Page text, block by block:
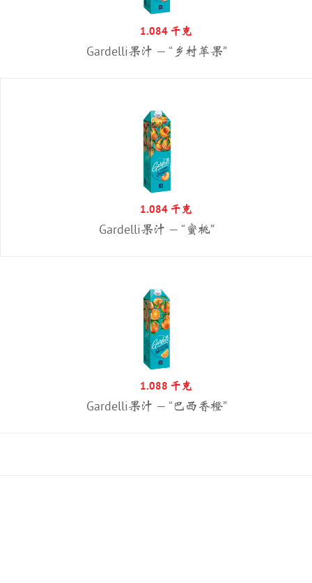
1.084 千克
Gardelli果汁 — “乡村苹果”
1.084 千克
Gardelli果汁 — “蜜桃”
1.088 千克
Gardelli果汁 — “巴西香橙”